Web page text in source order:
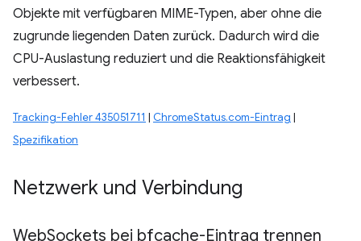
Objekte mit verfügbaren MIME-Typen, aber ohne die
zugrunde liegenden Daten zurück. Dadurch wird die
CPU-Auslastung reduziert und die Reaktionsfähigkeit
verbessert.
Tracking-Fehler 435051711 | ChromeStatus.com-Eintrag |
Spezifikation
Netzwerk und Verbindung
WebSockets bei bfcache-Eintrag trennen